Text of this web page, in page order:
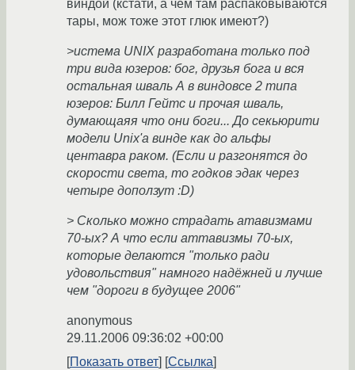
виндой (кстати, а чем там распаковываются
тары, мож тоже этот глюк имеют?)
>истема UNIX разработана только под
три вида юзеров: бог, друзья бога и вся
остальная шваль А в виндовсе 2 типа
юзеров: Билл Гейтс и прочая шваль,
думающаяя что они боги... До секьюрити
модели Unix'а винде как до альфы
центавра раком. (Если и разгонятся до
скорости света, то годков эдак через
четыре доползут :D)
> Сколько можно страдать атавизмами
70-ых? А что если аттавизмы 70-ых,
которые делаются "только ради
удовольствия" намного надёжней и лучше
чем "дороги в будущее 2006"
anonymous
29.11.2006 09:36:02 +00:00
Показать ответ
Ссылка